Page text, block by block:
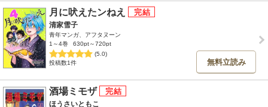
月に吠えたンねえ
清家雪子
青年マンガ、アフタヌーン
1～4巻
630pt～720pt
(5.0)
投稿数1件
無料立読み
酒場ミモザ
ほうさいともこ